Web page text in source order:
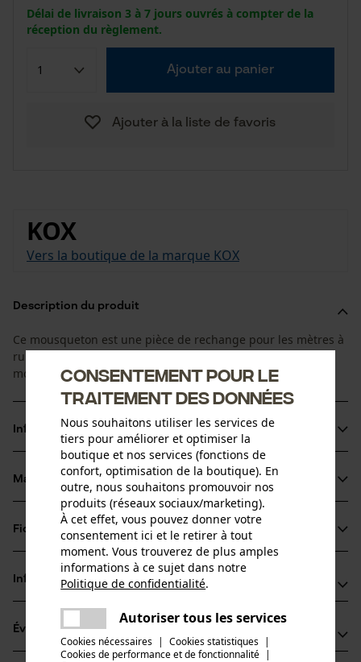
Délai de livraison 3 à 7 jours ouvrés à compter de la
réception du règlement.
Ajouter au panier
Ajouter à la liste de favoris
KOX
Vers la boutique de la marque KOX
Description du produit
Ce mousqueton est une pièce de rechange pour les mètres à
ruban forestiers KOX et Spencer. Il peut être monté comme
mousqueton de rechange sur le mètre à ruban.
Informations sur le produit
Détails du produit
Type dactivité
Entretien
Groupe dâge
Matériau & entretien
Matériau
Matériau principal
Fiches techniques
Fiche de données de sécurité du produit (PDF)
Informations fabricant
Oregon Tool GmbH
Lise-Meitner-Str. 4
70736 Fellbach, Allemagne
Évaluations
Consentement pour le
traitement des données
Nous souhaitons utiliser les services de
tiers pour améliorer et optimiser la
boutique et nos services (fonctions de
confort, optimisation de la boutique). En
outre, nous souhaitons promouvoir nos
produits (réseaux sociaux/marketing).
À cet effet, vous pouvez donner votre
consentement ici et le retirer à tout
moment. Vous trouverez de plus amples
informations à ce sujet dans notre
Politique de confidentialité.
Autoriser tous les services
Cookies nécessaires | Cookies statistiques |
Cookies de performance et de fonctionnalité |
Une erreur s'est produite. Veuillez
essayer encore.
partager
partager
mail